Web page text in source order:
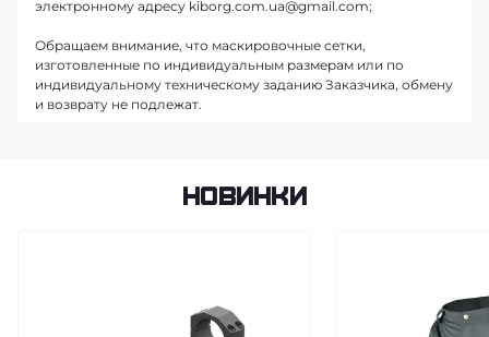
электронному адресу kiborg.com.ua@gmail.com;
Обращаем внимание, что маскировочные сетки,
изготовленные по индивидуальным размерам или по
индивидуальному техническому заданию Заказчика, обмену
и возврату не подлежат.
Новинки